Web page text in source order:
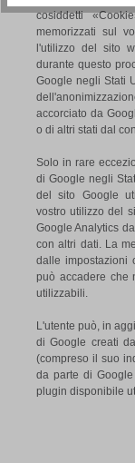
cosiddetti
memorizzati sul
l'utilizzo del sito
durante questo
Google negli Stati
accorciato da
o di altri stati dal
Solo in rare
di Google negli
del sito Google
vostro utilizzo del
Google Analytics
con altri dati. La
dalle impostazioni
può accadere che
utilizzabili.
L'utente può, in
di Google creati
(compreso il suo
da parte di
plugin disponibile